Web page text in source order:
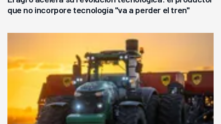
que no incorpore tecnología "va a perder el tren"